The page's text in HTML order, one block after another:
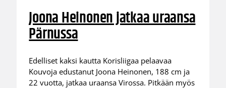
Joona Heinonen jatkaa uraansa
Pärnussa
Edelliset kaksi kautta Korisliigaa pelaavaa
Kouvoja edustanut Joona Heinonen, 188 cm ja
22 vuotta, jatkaa uraansa Virossa. Pitkään myös